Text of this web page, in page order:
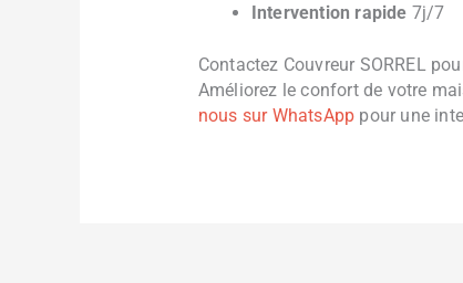
Intervention rapide 7j/7
Contactez Couvreur SORREL
Améliorez le confort de votre
nous sur WhatsApp pour une